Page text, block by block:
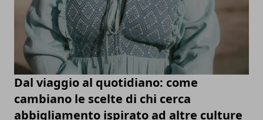
Dal viaggio al quotidiano: come
cambiano le scelte di chi cerca
abbigliamento ispirato ad altre culture